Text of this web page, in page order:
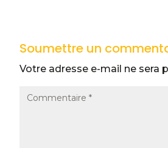
Soumettre un
Votre adresse e-mail ne sera